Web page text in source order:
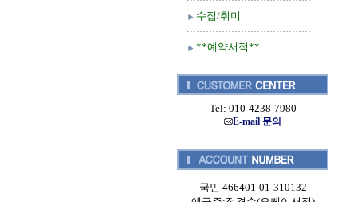
수집/취미
**예약서적**
Tel: 010-4238-7980
E-mail 문의
국민 466401-01-310132